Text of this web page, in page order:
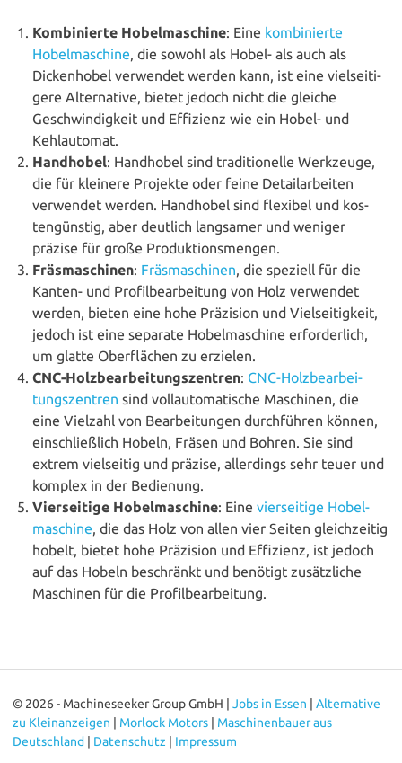
Kom­bi­nier­te Hobel­ma­schi­ne: Eine kom­bi­nier­te
Hobel­ma­schi­ne , die sowohl als Hobel- als auch als
Dicken­ho­bel verwendet werden kann, ist eine viel­sei­ti­
ge­re Alter­na­ti­ve, bietet jedoch nicht die gleiche
Geschwin­dig­keit und Effizienz wie ein Hobel- und
Kehlautomat.
Handhobel: Handhobel sind tra­di­tio­nel­le Werkzeuge,
die für kleinere Projekte oder feine Detail­ar­bei­ten
verwendet werden. Handhobel sind flexibel und kos­
ten­güns­tig, aber deutlich langsamer und weniger
präzise für große Produktionsmengen.
Fräs­ma­schi­nen: Fräs­ma­schi­nen , die speziell für die
Kanten- und Pro­fil­be­ar­bei­tung von Holz verwendet
werden, bieten eine hohe Präzision und Viel­sei­tig­keit,
jedoch ist eine separate Hobel­ma­schi­ne erfor­der­lich,
um glatte Ober­flä­chen zu erzielen.
CNC-Holz­be­ar­bei­tungs­zen­tren: CNC-Holz­be­ar­bei­
tungs­zen­tren sind voll­au­to­ma­ti­sche Maschinen, die
eine Vielzahl von Bear­bei­tun­gen durch­füh­ren können,
ein­schließ­lich Hobeln, Fräsen und Bohren. Sie sind
extrem viel­sei­tig und präzise, aller­dings sehr teuer und
komplex in der Bedienung.
Vier­sei­ti­ge Hobel­ma­schi­ne: Eine vier­sei­ti­ge Hobel­
ma­schi­ne , die das Holz von allen vier Seiten gleich­zei­tig
hobelt, bietet hohe Präzision und Effizienz, ist jedoch
auf das Hobeln beschränkt und benötigt zusätz­li­che
Maschinen für die Profilbearbeitung.
© 2026 - Machineseeker Group GmbH | Jobs in Essen | Alternative
zu Kleinanzeigen | Morlock Motors | Maschinenbauer aus
Deutschland | Datenschutz | Impressum